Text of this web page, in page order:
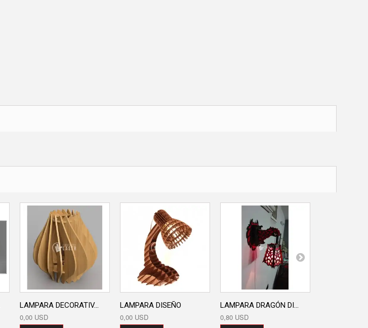
LAMPARA DECORATIV...
0,00 USD
LAMPARA DISEÑO
0,00 USD
LAMPARA DRAGÓN DI...
0,80 USD